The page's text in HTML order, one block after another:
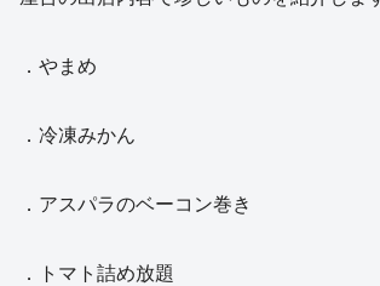
．やまめ
．冷凍みかん
．アスパラのベーコン巻き
．トマト詰め放題